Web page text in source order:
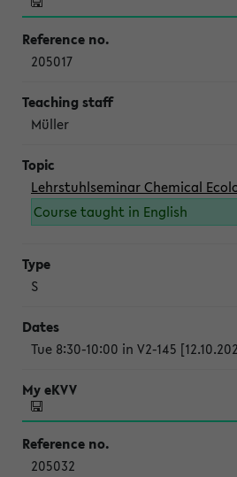
205017
Müller
Lehrstuhlseminar Chemical
Course taught in English
S
Tue 8:30-10:00 in V2-145
205032